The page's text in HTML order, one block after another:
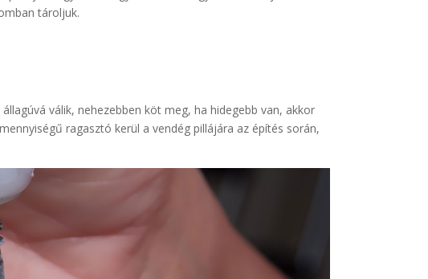
tároljuk.
válik, nehezebben köt meg, ha hidegebb van, akkor
ragasztó kerül a vendég pillájára az építés során,